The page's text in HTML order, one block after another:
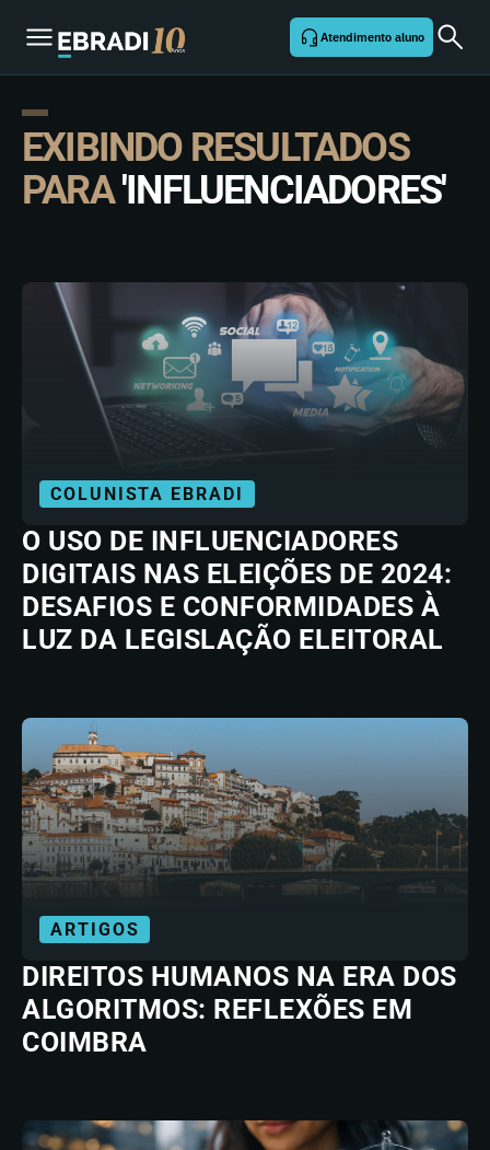
Atendimento aluno
EXIBINDO RESULTADOS
PARA'INFLUENCIADORES'
COLUNISTA EBRADI
O USO DE INFLUENCIADORES
DIGITAIS NAS ELEIÇÕES DE 2024:
DESAFIOS E CONFORMIDADES À
LUZ DA LEGISLAÇÃO ELEITORAL
ARTIGOS
DIREITOS HUMANOS NA ERA DOS
ALGORITMOS: REFLEXÕES EM
COIMBRA